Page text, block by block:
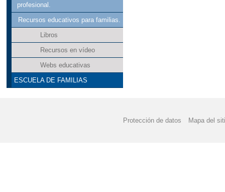
profesional.
Recursos educativos para familias.
Libros
Recursos en vídeo
Webs educativas
ESCUELA DE FAMILIAS
Protección de datos Mapa del